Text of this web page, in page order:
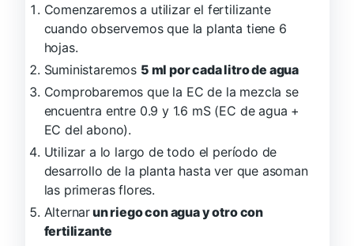
Comenzaremos a utilizar el fertilizante
cuando observemos que la planta tiene 6
hojas.
Suministaremos 5 ml por cada litro de agua
Comprobaremos que la EC de la mezcla se
encuentra entre 0.9 y 1.6 mS (EC de agua +
EC del abono).
Utilizar a lo largo de todo el período de
desarrollo de la planta hasta ver que asoman
las primeras flores.
Alternarun riego con agua y otro con
fertilizante